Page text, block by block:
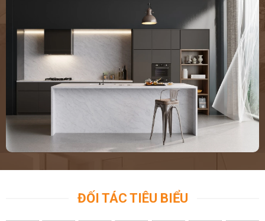
ĐỐI TÁC TIÊU BIỂU